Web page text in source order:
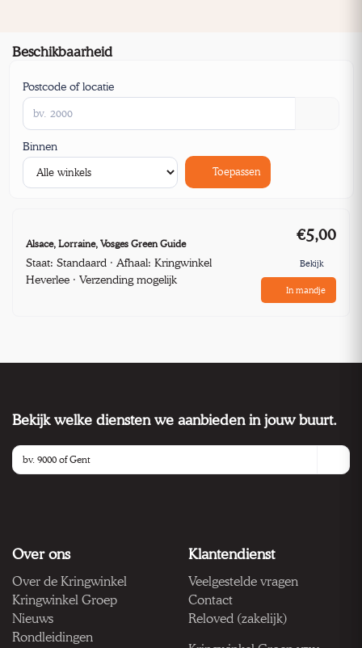
Beschikbaarheid
Postcode of locatie
Binnen
Toepassen
Alsace, Lorraine, Vosges Green Guide
Staat: Standaard · Afhaal: Kringwinkel
Heverlee · Verzending mogelijk
€5,00
Bekijk
In mandje
Bekijk welke diensten we aanbieden in jouw buurt.
Over ons
Over de Kringwinkel
Kringwinkel Groep
Nieuws
Rondleidingen
Klantendienst
Veelgestelde vragen
Contact
Reloved (zakelijk)